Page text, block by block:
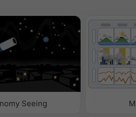
Seeing